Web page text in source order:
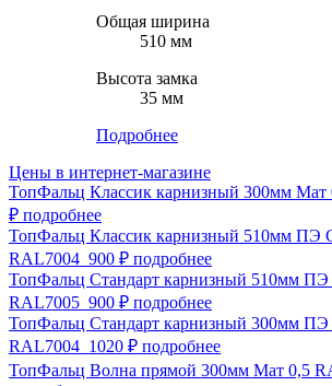
Общая ширина
510 мм
Высота замка
35 мм
Подробнее
Цены в интернет-магазине
ТопФальц Классик карнизный 300мм Мат
₽ подробнее
ТопФальц Классик карнизный 510мм ПЭ
RAL7004 900 ₽ подробнее
ТопФальц Стандарт карнизный 510мм ПЭ
RAL7005 900 ₽ подробнее
ТопФальц Стандарт карнизный 300мм ПЭ
RAL7004 1020 ₽ подробнее
ТопФальц Волна прямой 300мм Мат 0,5